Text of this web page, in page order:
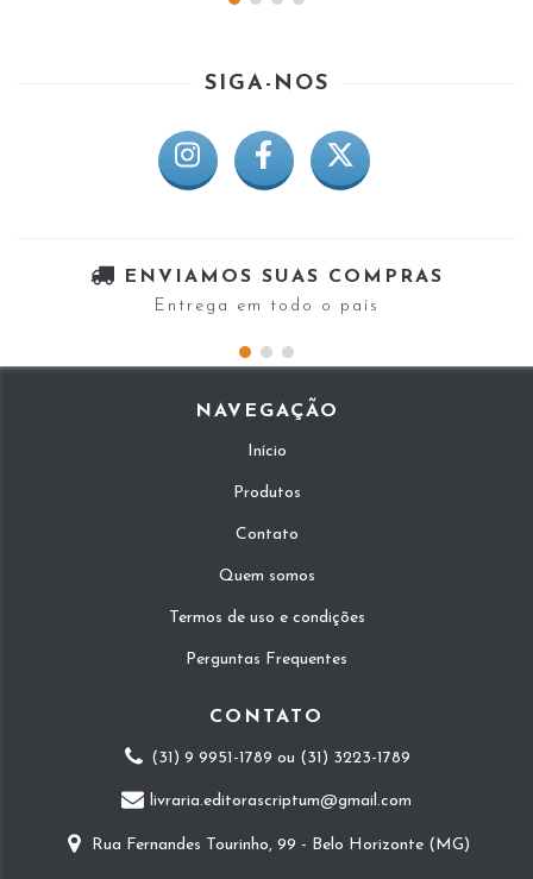
SIGA-NOS
ENVIAMOS SUAS COMPRAS
Entrega em todo o país
NAVEGAÇÃO
Início
Produtos
Contato
Quem somos
Termos de uso e condições
Perguntas Frequentes
CONTATO
(31) 9 9951-1789 ou (31) 3223-1789
livraria.editorascriptum@gmail.com
Rua Fernandes Tourinho, 99 - Belo Horizonte (MG)